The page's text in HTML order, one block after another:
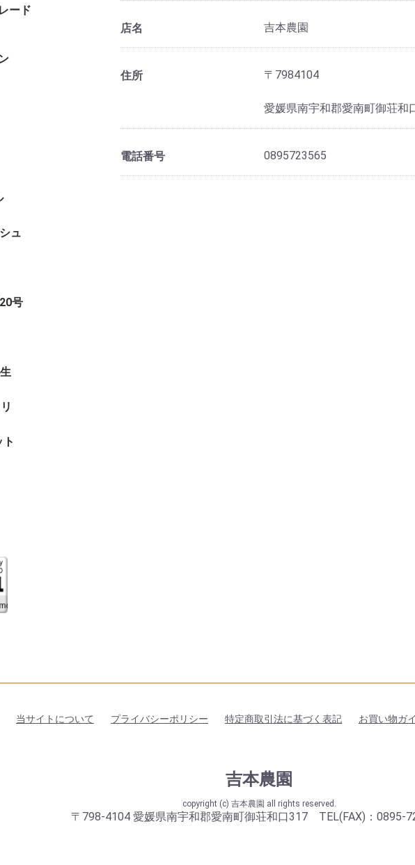
ード
ュ
号
店名 吉本農園
住所 〒7984104
愛媛県南宇和郡愛南町御荘和
電話番号 0895723565
当サイトについて プライバシーポリシー 特定商取引法に基づく表記 お買い物ガ
吉本農園
copyright (c) 吉本農園 all rights reserved.
〒798-4104 愛媛県南宇和郡愛南町御荘和口317 TEL(FAX)：0895-